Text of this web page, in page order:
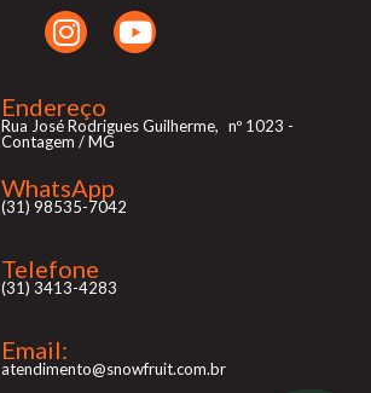
Endereço
Rua José Rodrigues Guilherme, nº 1023 -
Contagem / MG
WhatsApp
(31) 98535-7042
Telefone
(31) 3413-4283
Email:
atendimento@snowfruit.com.br